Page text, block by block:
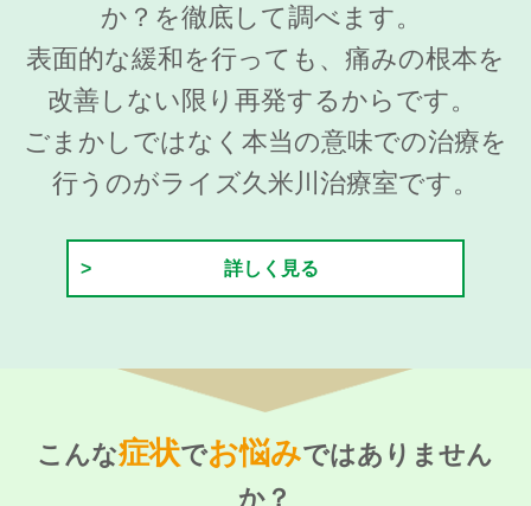
か？を徹底して調べます。
表面的な緩和を行っても、痛みの根本を
改善しない限り再発するからです。
ごまかしではなく本当の意味での治療を
行うのがライズ久米川治療室です。
詳しく見る
こんな症状でお悩みではありません
か？